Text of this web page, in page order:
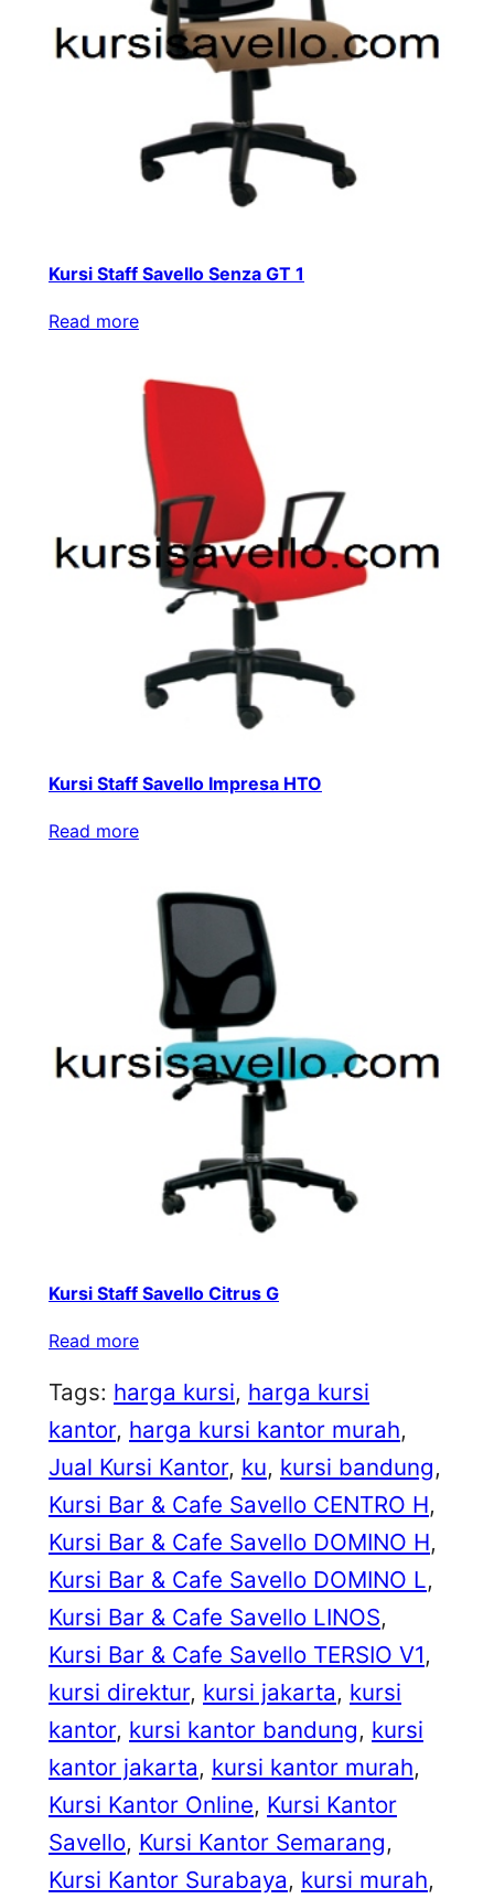
Kursi Staff Savello Senza GT 1
Read more
Kursi Staff Savello Impresa HTO
Read more
Kursi Staff Savello Citrus G
Read more
Tags: harga kursi, harga kursi
kantor, harga kursi kantor murah
Jual Kursi Kantor, ku, kursi bandung
Kursi Bar & Cafe Savello CENTRO H
Kursi Bar & Cafe Savello DOMINO H
Kursi Bar & Cafe Savello DOMINO L
Kursi Bar & Cafe Savello LINOS
Kursi Bar & Cafe Savello TERSIO V1
kursi direktur, kursi jakarta, kursi
kantor, kursi kantor bandung, kursi
kantor jakarta, kursi kantor murah
Kursi Kantor Online, Kursi Kantor
Savello, Kursi Kantor Semarang
Kursi Kantor Surabaya, kursi murah